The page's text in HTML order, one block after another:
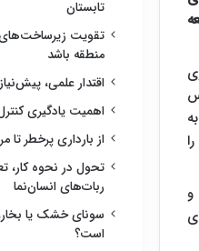
و
تابستان
تقویت زیرساخت‌های
منطقه باشد
اقتدار علمی،
اهمیت یادگیری کنترل
از بارداری پرخطر تا
تحول در نحوه کار،
ربات‌های انسان‌نما
سونای خشک یا
است؟